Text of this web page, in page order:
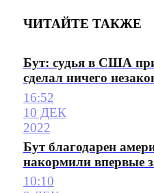
ЧИТАЙТЕ ТАКЖЕ
Бут: судья в США
сделал ничего
16:52
10 ДЕК
2022
Бут благодарен
накормили впервые
10:10